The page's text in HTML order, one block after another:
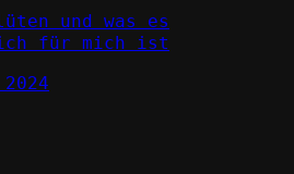
und was es
für mich ist